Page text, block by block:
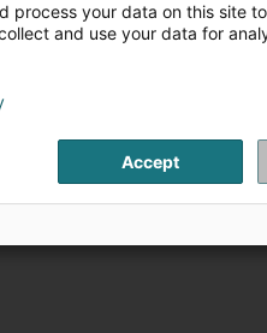
process your data on this site
and use your data for
Accept